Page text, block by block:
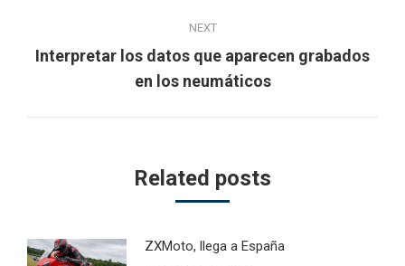
NEXT
Next
post:
Interpretar los datos que aparecen grabados
en los neumáticos
Related posts
ZXMoto, llega a España